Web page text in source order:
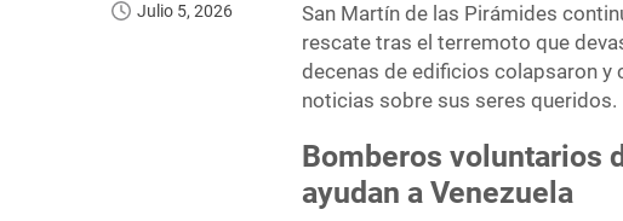
Julio 5, 2026
San Martín de las Pirámides
rescate tras el terremoto que
decenas de edificios colapsaron y
noticias sobre sus seres queridos.
Bomberos voluntarios
ayudan a Venezuela